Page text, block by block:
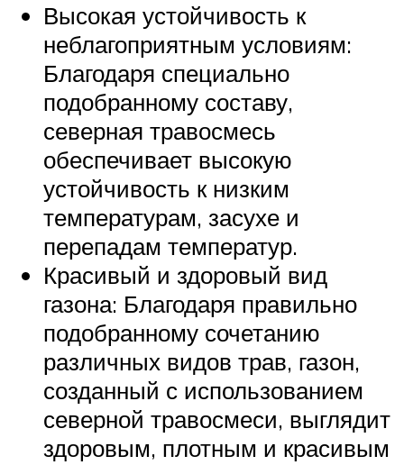
Высокая устойчивость к
неблагоприятным условиям:
Благодаря специально
подобранному составу,
северная травосмесь
обеспечивает высокую
устойчивость к низким
температурам, засухе и
перепадам температур.
Красивый и здоровый вид
газона: Благодаря правильно
подобранному сочетанию
различных видов трав, газон,
созданный с использованием
северной травосмеси, выглядит
здоровым, плотным и красивым